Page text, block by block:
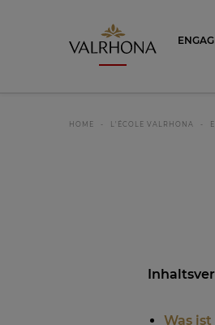
Valrhona -
HOME L'ÉCOLE VALRHONA
Was